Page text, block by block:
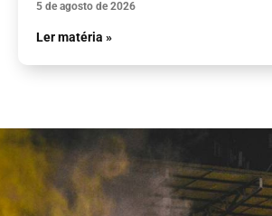
5 de agosto de 2026
Ler matéria »